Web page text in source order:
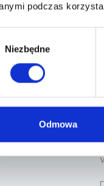
podczas
Niezbędne
Odmowa